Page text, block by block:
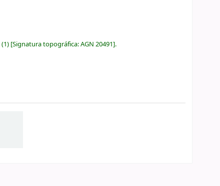
(1) Signatura topográfica:AGN 20491 .